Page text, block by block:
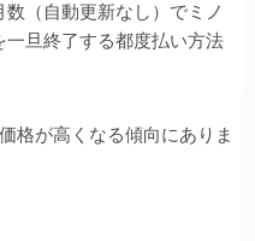
（自動更新なし）でミノ
旦終了する都度払い方法
格が高くなる傾向にありま